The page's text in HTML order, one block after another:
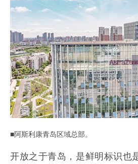
■阿斯利康青岛区域总部。
开放之于青岛，是鲜明标识也